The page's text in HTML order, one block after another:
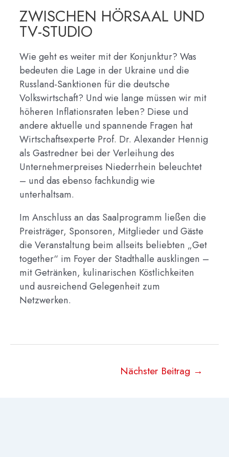
ZWISCHEN HÖRSAAL UND
TV-STUDIO
Wie geht es weiter mit der Konjunktur? Was
bedeuten die Lage in der Ukraine und die
Russland-Sanktionen für die deutsche
Volkswirtschaft? Und wie lange müssen wir mit
höheren Inflationsraten leben? Diese und
andere aktuelle und spannende Fragen hat
Wirtschaftsexperte Prof. Dr. Alexander Hennig
als Gastredner bei der Verleihung des
Unternehmerpreises Niederrhein beleuchtet
– und das ebenso fachkundig wie
unterhaltsam.
Im Anschluss an das Saalprogramm ließen die
Preisträger, Sponsoren, Mitglieder und Gäste
die Veranstaltung beim allseits beliebten „Get
together“ im Foyer der Stadthalle ausklingen –
mit Getränken, kulinarischen Köstlichkeiten
und ausreichend Gelegenheit zum
Netzwerken.
Nächster Beitrag →